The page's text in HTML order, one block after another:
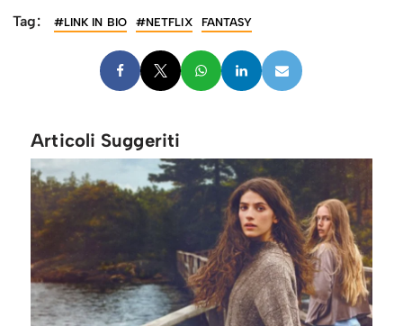
Tag: #LINK IN BIO #NETFLIX FANTASY
Articoli Suggeriti